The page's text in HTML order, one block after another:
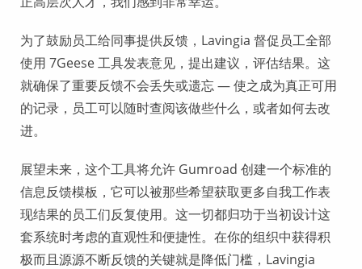
为了鼓励员工给同事提供反馈，Lavingia 督促员工全部
使用 7Geese 工具发表意见，提出建议，评估结果。这
就确保了重要反馈不会丢失或遗忘 — 使之成为真正可用
的记录，员工可以随时查阅该做些什么，或者如何去改
进。
展望未来，这个工具将允许 Gumroad 创建一个标准的
信息反馈模板，它可以被那些希望获取更多自我工作表
现结果的员工们反复使用。这一切都归功于当初设计这
套系统时考虑的直观性和便捷性。在你的组织中获得积
极而且源源不断反馈的关键就是降低门槛，Lavingia